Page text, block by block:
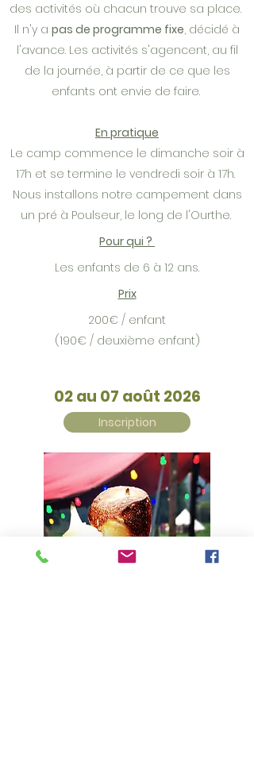
des activités où chacun trouve sa place.
Il n'y a pas de programme fixe, décidé à
l'avance. Les activités s'agencent, au fil
de la journée, à partir de ce que les
enfants ont envie de faire.
En pratique
Le camp commence le dimanche soir à
17h et se termine le vendredi soir à 17h.
Nous installons notre campement dans
un pré à Poulseur, le long de l'Ourthe.
Pour qui ?
Les enfants de 6 à 12 ans.
Prix
200€ / enfant
(190€ / deuxième enfant)
02 au 07 août 2026
Inscription